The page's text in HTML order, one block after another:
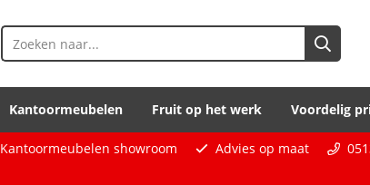
Kantoormeubelen Fruit op het werk Voordelig
Kantoormeubelen showroom Advies op maat